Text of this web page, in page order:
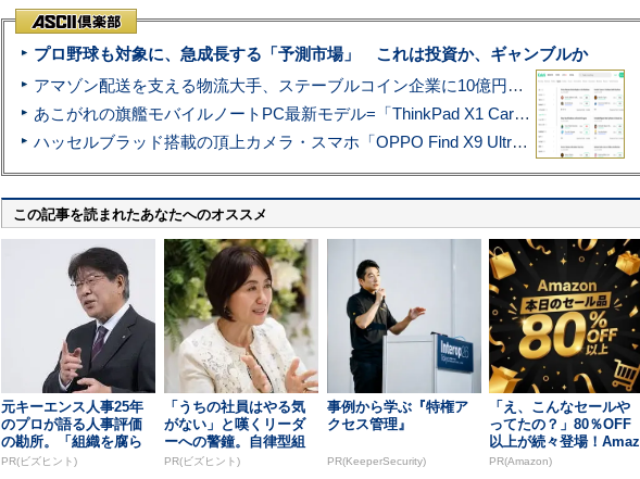
プロ野球も対象に、急成長する「予測市場」 これは投資か、ギャンブルか
アマゾン配送を支える物流大手、ステーブルコイン企業に10億円投資のワケ
あこがれの旗艦モバイルノートPC最新モデル=「ThinkPad X1 Carbon Gen 14 Aura Edition」実機レビュー
ハッセルブラッド搭載の頂上カメラ・スマホ「OPPO Find X9 Ultra」実写レビュー=プロが本気で徹底撮影しました!!
この記事を読まれたあなたへのオススメ
元キーエンス人事25年
のプロが語る人事評価
の勘所。「組織を腐ら
せるNG評価」とは...
PR(ビズヒント)
「うちの社員はやる気
がない」と嘆くリーダ
ーへの警鐘。自律型組
織をつくる前に外せな...
PR(ビズヒント)
事例から学ぶ『特権ア
クセス管理』
PR(KeeperSecurity)
「え、こんなセールや
ってたの？」80％OFF
以上が続々登場！Amaz
onの本気が...
PR(Amazon)